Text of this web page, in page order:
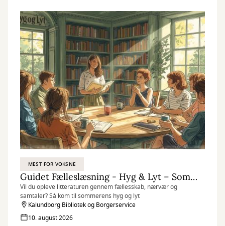
MEST FOR VOKSNE
Guidet Fælleslæsning - Hyg & Lyt – Sommer læsning
Vil du opleve litteraturen gennem fællesskab, nærvær og
samtaler? Så kom til sommerens hyg og lyt
Kalundborg Bibliotek og Borgerservice
10. august 2026